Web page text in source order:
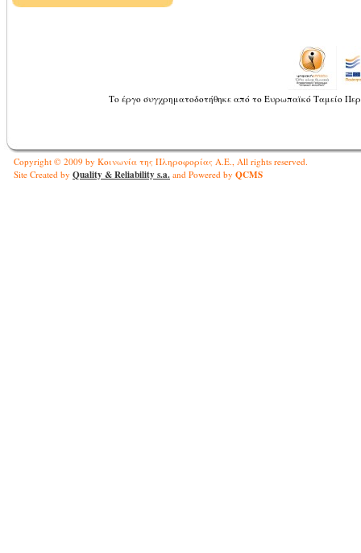
Το έργο συγχρηματοδοτήθηκε από το Ευρωπαϊκό Ταμείο
Copyright © 2009 by Κοινωνία της Πληροφορίας Α.Ε., All rights reserved.
Site Created by Quality & Reliability s.a. and Powered by QCMS